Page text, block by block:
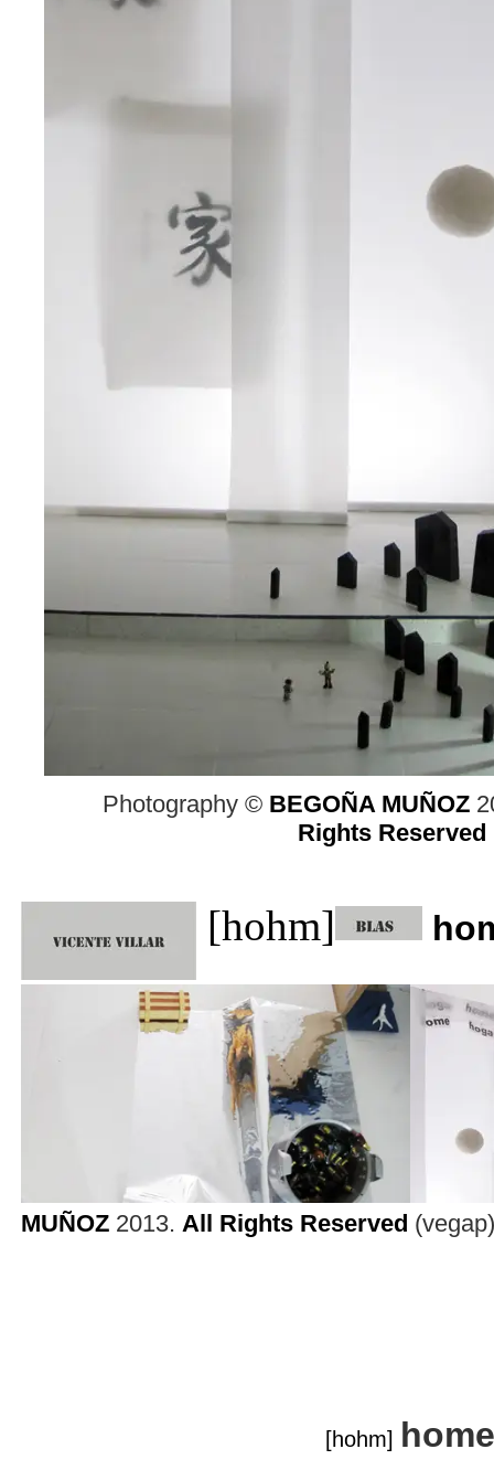
Photography © BEGOÑA MUÑOZ
Rights Reserved
[hohm]
MUÑOZ 2013. All Rights Reserved (vegap)
[hohm] home